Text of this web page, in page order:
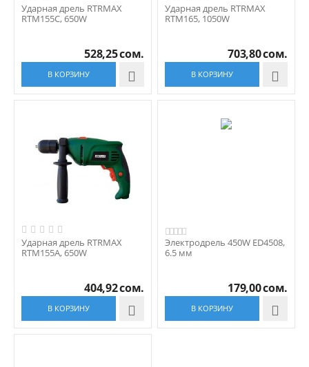
Ударная дрель RTRMAX
RTM155C, 650W
528,25сом.
В КОРЗИНУ 
Ударная дрель RTRMAX
RTM165, 1050W
703,80сом.
В КОРЗИНУ 
Ударная дрель RTRMAX
RTM155A, 650W
404,92сом.
В КОРЗИНУ 
Электродрель 450W ED4508,
6.5 мм
179,00сом.
В КОРЗИНУ 